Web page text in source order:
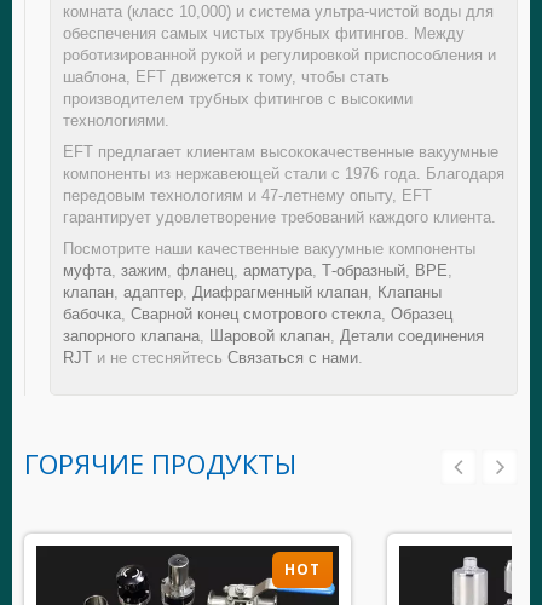
комната (класс 10,000) и система ультра-чистой воды для
обеспечения самых чистых трубных фитингов. Между
роботизированной рукой и регулировкой приспособления и
шаблона, EFT движется к тому, чтобы стать
производителем трубных фитингов с высокими
технологиями.
EFT предлагает клиентам высококачественные вакуумные
компоненты из нержавеющей стали с 1976 года. Благодаря
передовым технологиям и 47-летнему опыту, EFT
гарантирует удовлетворение требований каждого клиента.
Посмотрите наши качественные вакуумные компоненты
муфта, зажим, фланец, арматура, Т-образный, BPE,
клапан, адаптер, Диафрагменный клапан, Клапаны
бабочка, Сварной конец смотрового стекла, Образец
запорного клапана, Шаровой клапан, Детали соединения
RJT и не стесняйтесь Связаться с нами.
ГОРЯЧИЕ ПРОДУКТЫ
HOT